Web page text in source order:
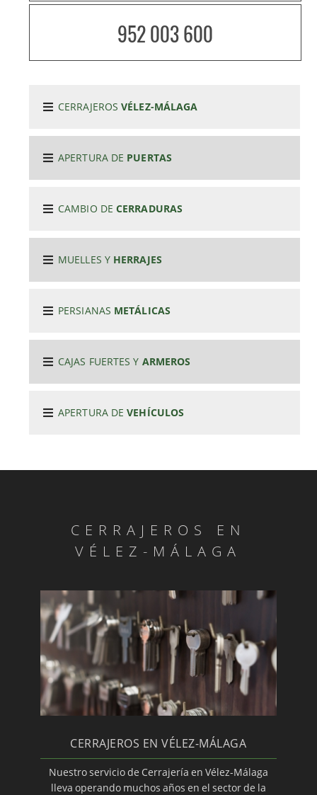
952 003 600
CERRAJEROSVÉLEZ-MÁLAGA
APERTURA DE PUERTAS
CAMBIO DECERRADURAS
MUELLES Y HERRAJES
PERSIANAS METÁLICAS
CAJAS FUERTES Y ARMEROS
APERTURA DEVEHÍCULOS
CERRAJEROS EN
VÉLEZ-MÁLAGA
CERRAJEROS EN VÉLEZ-MÁLAGA
Nuestro servicio de Cerrajería en Vélez-Málaga
lleva operando muchos años en el sector de la